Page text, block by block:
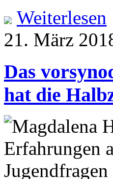
Weiterlesen
21. März
Das
hat die